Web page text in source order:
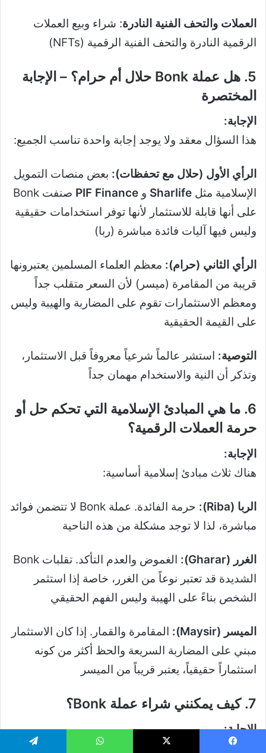
العملات والتحف الفنية النادرة: شراء وبيع العملات
الرقمية النادرة والتحف الفنية الرقمية (NFTs)
5. هل عملة Bonk حلال أم حرام؟ – الإجابة
المختصرة
الإجابة:
هذا السؤال معقد ولا يوجد إجابة واحدة تناسب الجميع:
الرأي الأول (حلال مع تحفظات): بعض منصات التمويل
الإسلامية مثل Sharlife و PIF Finance
صنفت Bonk
على أنها قابلة للاستثمار لأنها توفر استخدامات حقيقية
وليس فيها آليات فائدة مباشرة (ربا)
الرأي الثاني (حرام): معظم العلماء المسلمين يعتبرونها
قريبة من المقامرة (ميسر) لأن السعر متقلب جداً
ومعظم الاستثمارات تقوم على المضاربة والهيبة وليس
على القيمة الحقيقية
التوصية: استشر عالماً شرعياً معروفاً قبل الاستثمار،
وتذكر أن النية والاستخدام مهمان جداً
6. ما هي المبادئ الإسلامية التي تحكم حل أو
حرمة العملات الرقمية؟
الإجابة:
هناك ثلاث مبادئ إسلامية أساسية:
الربا (Riba):
حرمة الفائدة. عملة Bonk لا تتضمن فوائد
مباشرة، لذا لا توجد مشكلة من هذه الناحية
الغرر (Gharar):
الغموض والعدم التأكد. تقلبات Bonk
الشديدة قد تعتبر نوعاً من الغرر، خاصة إذا استثمر
الشخص بناءً على الهيبة وليس الفهم الحقيقي
الميسر (Maysir):
المقامرة والقمار. إذا كان الاستثمار
مبني على المضاربة السريعة والحظ أكثر من كونه
استثماراً حقيقياً، يعتبر قريباً من الميسر
7. كيف يمكنني شراء عملة Bonk؟
الإجابة:
هناك عدة طرق لشراء عملة Bonk: